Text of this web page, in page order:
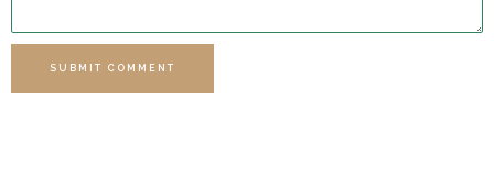
SUBMIT COMMENT